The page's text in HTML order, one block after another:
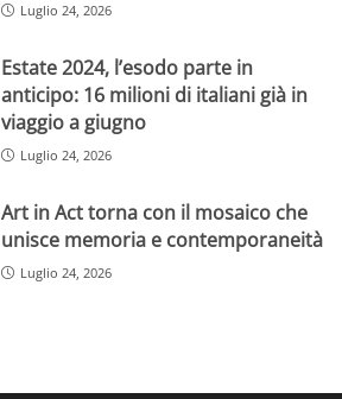
Luglio 24, 2026
Estate 2024, l’esodo parte in
anticipo: 16 milioni di italiani già in
viaggio a giugno
Luglio 24, 2026
Art in Act torna con il mosaico che
unisce memoria e contemporaneità
Luglio 24, 2026